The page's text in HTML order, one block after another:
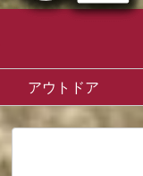
アウトドア